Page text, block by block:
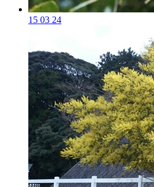
15 03 24